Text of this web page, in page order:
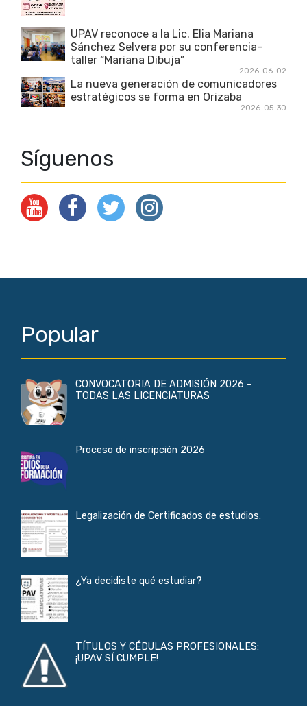
UPAV reconoce a la Lic. Elia Mariana
Sánchez Selvera por su conferencia–
taller “Mariana Dibuja”
2026-06-02
La nueva generación de comunicadores
estratégicos se forma en Orizaba
2026-05-30
Síguenos
Popular
CONVOCATORIA DE ADMISIÓN 2026 -
TODAS LAS LICENCIATURAS
Proceso de inscripción 2026
Legalización de Certificados de estudios.
¿Ya decidiste qué estudiar?
TÍTULOS Y CÉDULAS PROFESIONALES:
¡UPAV SÍ CUMPLE!